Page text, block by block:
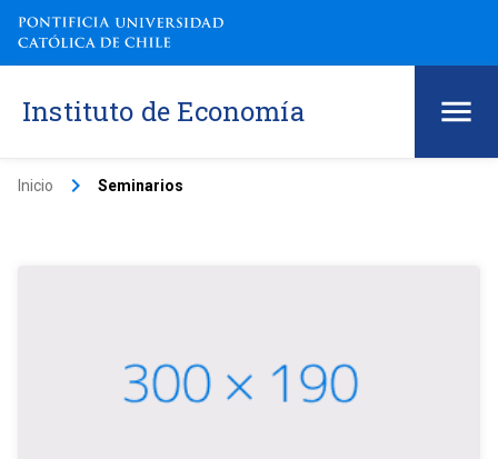
Instituto de Economía
Inicio keyboard_arrow_right Seminarios